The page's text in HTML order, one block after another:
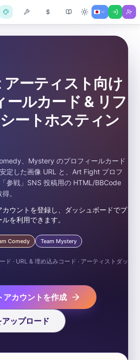
ーティスト向け
ールカード & リフ
ートホスティン
、Mystery のプロフィールカード
定した画像 URL と、Art Fight プロフ
参戦」SNS 投稿用の HTML/BBCode
。
ウントを登録し、ダッシュボードでプ
を利用できます。
Comedy Team Mystery
ド · URL & 埋め込みコード · アーティストダッ
アカウントを作成
ップロード